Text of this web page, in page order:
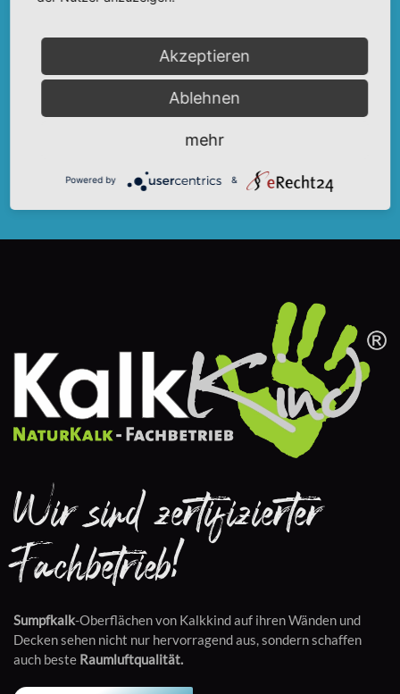
Wir sind zertifizierter
Fachbetrieb!
Sumpfkalk-Oberflächen von Kalkkind auf ihren Wänden und
Decken sehen nicht nur hervorragend aus, sondern schaffen
auch beste Raumluftqualität.
Akzeptieren
Ablehnen
mehr
Powered by &